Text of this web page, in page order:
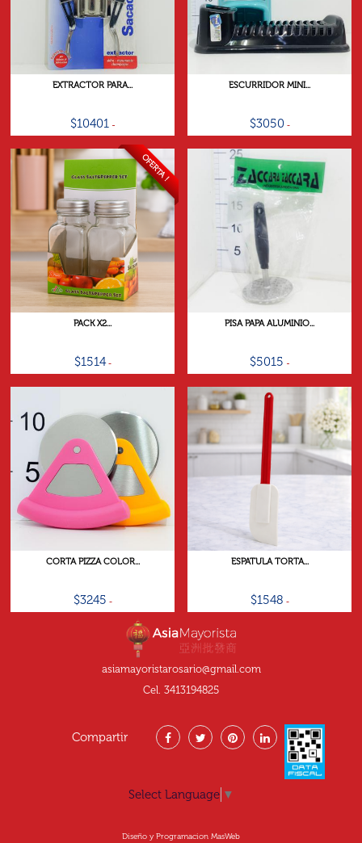
EXTRACTOR PARA...
$10401
ESCURRIDOR MINI...
$3050
OFERTA !
PACK X2...
$1514
PISA PAPA ALUMINIO...
$5015
CORTA PIZZA COLOR...
$3245
ESPATULA TORTA...
$1548
asiamayoristarosario@gmail.com
Cel. 3413194825
Compartir
Select Language ▼
Diseño y Programacion MasWeb